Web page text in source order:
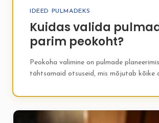
IDEED PULMADEKS
Kuidas valida
parim peokoht?
Peokoha valimine on pulmade
tähtsamaid otsuseid, mis mõjutab kõike
ideaalne koht oma unistuste pulmadele!